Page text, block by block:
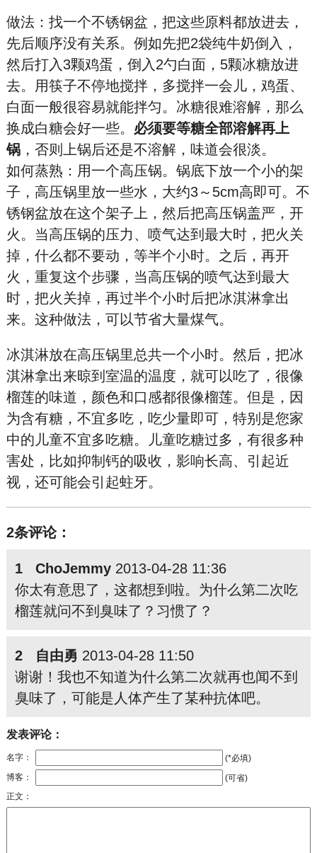
做法：找一个不锈钢盆，把这些原料都放进去，
先后顺序没有关系。例如先把2袋纯牛奶倒入，
然后打入3颗鸡蛋，倒入2勺白面，5颗冰糖放进
去。用筷子不停地搅拌，多搅拌一会儿，鸡蛋、
白面一般很容易就能拌匀。冰糖很难溶解，那么
换成白糖会好一些。 必须要等糖全部溶解再上
锅，否则上锅后还是不溶解，味道会很淡。
如何蒸熟：用一个高压锅。锅底下放一个小的架
子，高压锅里放一些水，大约3～5cm高即可。不
锈钢盆放在这个架子上，然后把高压锅盖严，开
火。当高压锅的压力、喷气达到最大时，把火关
掉，什么都不要动，等半个小时。之后，再开
火，重复这个步骤，当高压锅的喷气达到最大
时，把火关掉，再过半个小时后把冰淇淋拿出
来。这种做法，可以节省大量煤气。
冰淇淋放在高压锅里总共一个小时。然后，把冰
淇淋拿出来晾到室温的温度，就可以吃了，很像
榴莲的味道，颜色和口感都很像榴莲。但是，因
为含有糖，不宜多吃，吃少量即可，特别是您家
中的儿童不宜多吃糖。儿童吃糖过多，有很多种
害处，比如抑制钙的吸收，影响长高、引起近
视，还可能会引起蛀牙。
2条评论：
1 ChoJemmy2013-04-28 11:36
你太有意思了，这都想到啦。为什么第二次吃
榴莲就问不到臭味了？习惯了？
2 自由勇 2013-04-28 11:50
谢谢！我也不知道为什么第二次就再也闻不到
臭味了，可能是人体产生了某种抗体吧。
发表评论：
名字：
(*必填)
博客：
(可省)
正文：